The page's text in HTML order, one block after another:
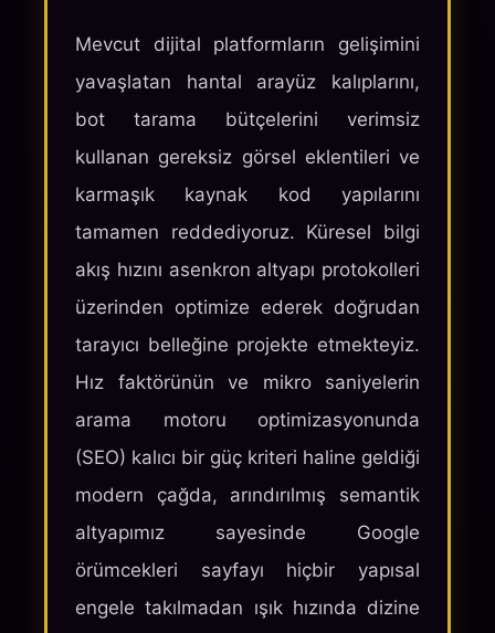
Mevcut dijital platformların gelişimini
yavaşlatan hantal arayüz kalıplarını,
bot tarama bütçelerini verimsiz
kullanan gereksiz görsel eklentileri ve
karmaşık kaynak kod yapılarını
tamamen reddediyoruz. Küresel bilgi
akış hızını asenkron altyapı protokolleri
üzerinden optimize ederek doğrudan
tarayıcı belleğine projekte etmekteyiz.
Hız faktörünün ve mikro saniyelerin
arama motoru optimizasyonunda
(SEO) kalıcı bir güç kriteri haline geldiği
modern çağda, arındırılmış semantik
altyapımız sayesinde Google
örümcekleri sayfayı hiçbir yapısal
engele takılmadan ışık hızında dizine